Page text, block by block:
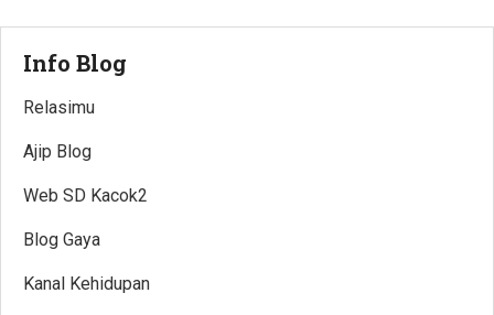
Info Blog
Relasimu
Ajip Blog
Web SD Kacok2
Blog Gaya
Kanal Kehidupan